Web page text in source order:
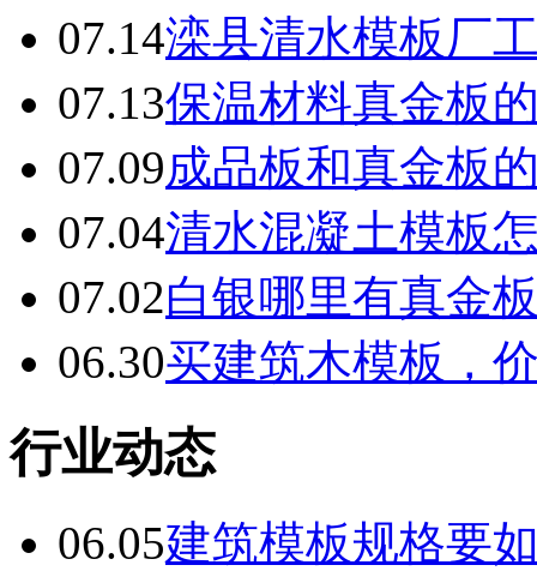
07.14滦县清水模板厂
07.13保温材料真金板
07.09成品板和真金板
07.04清水混凝土模板
07.02白银哪里有真金
06.30买建筑木模板，
行业动态
06.05建筑模板规格要